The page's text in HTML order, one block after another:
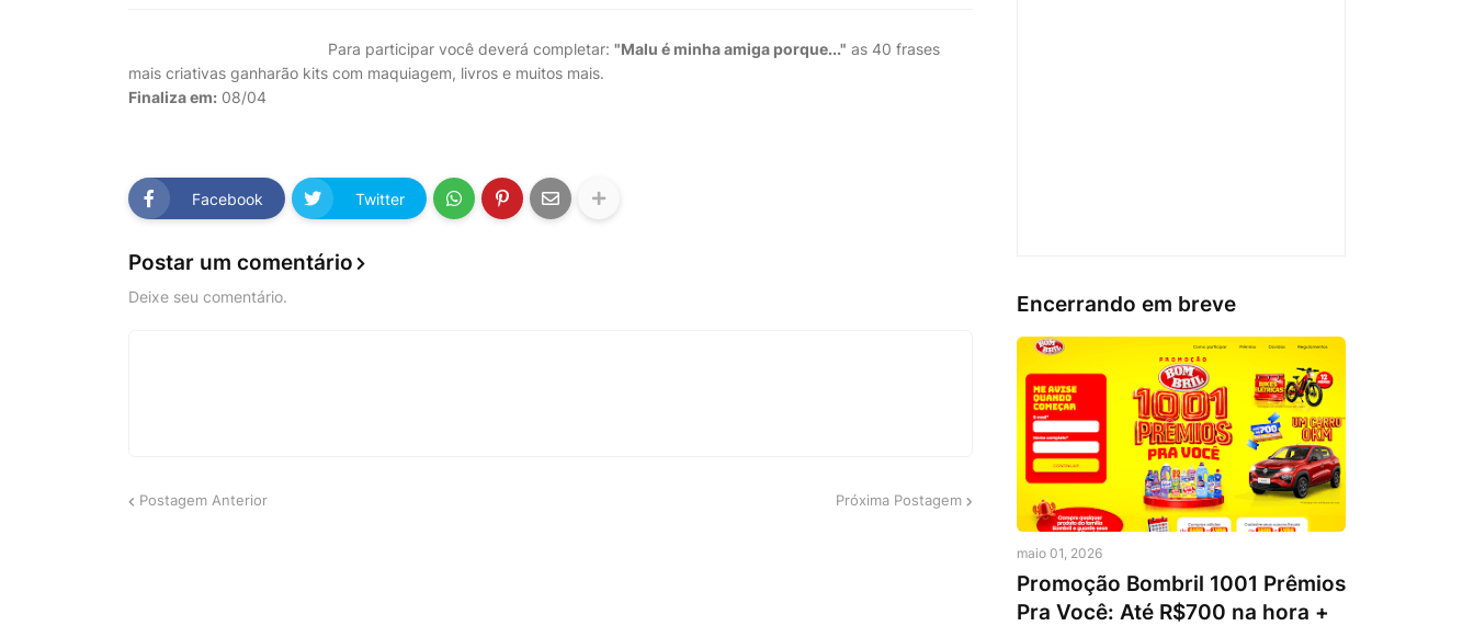
Para participar você deverá completar: "Malu é minha amiga porque..." as 40 frases
mais criativas ganharão kits com maquiagem, livros e muitos mais.
Finaliza em: 08/04
Facebook Twitter
Postar um comentário
Deixe seu comentário.
Postagem Anterior Próxima Postagem
Encerrando em breve
maio 01, 2026
Promoção Bombril 1001 Prêmios
Pra Você: Até R$700 na hora +